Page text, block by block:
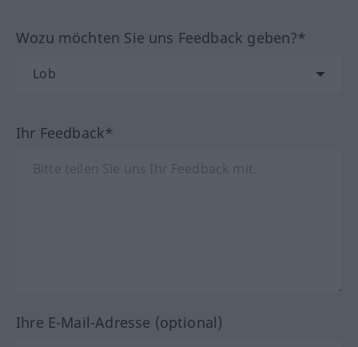
Wozu möchten Sie uns Feedback geben?*
Ihr Feedback*
Ihre E-Mail-Adresse (optional)